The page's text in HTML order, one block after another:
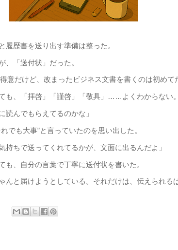
歴書を送り出す準備は整った。
、「送付状」だった。
意だけど、改まったビジネス文書を書くのは初めて
も、「拝啓」「謹啓」「敬具」……よくわからない。
んでもらえてるのかな」
でも大事”と言っていたのを思い出した。
持ちで送ってくれてるかが、文面に出るんだよ」
、自分の言葉で丁寧に送付状を書いた。
んと届けようとしている。それだけは、伝えられる